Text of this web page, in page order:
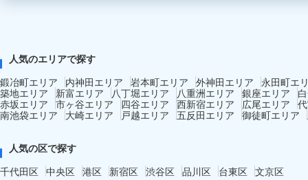
人気のエリアで探す
鍛冶町エリア
内神田エリア 岩本町エリア 外神田エリア
永田町エ
築地エリア
新富エリア 八丁堀エリア 八重洲エリア 銀座エリア
赤坂エリア 市ヶ谷エリア 四谷エリア 西新宿エリア 広尾エリア
南池袋エリア
大崎エリア 戸越エリア 五反田エリア 御徒町エリア
人気の区で探す
千代田区 中央区 港区 新宿区 渋谷区 品川区 台東区 文京区